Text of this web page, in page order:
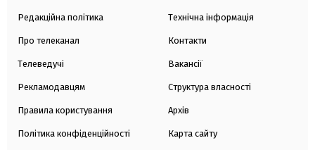
Редакційна політика
Про телеканал
Телеведучі
Рекламодавцям
Правила користування
Політика конфіденційності
Технічна інформація
Контакти
Вакансії
Структура власності
Архів
Карта сайту